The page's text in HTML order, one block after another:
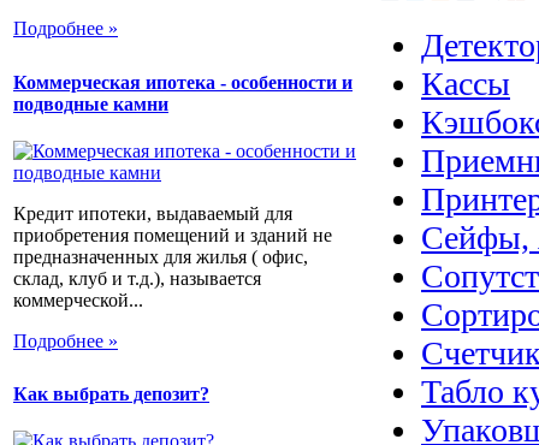
Подробнее »
Коммерческая ипотека - особенности и
подводные камни
Кредит ипотеки, выдаваемый для
приобретения помещений и зданий не
предназначенных для жилья ( офис,
склад, клуб и т.д.), называется
коммерческой...
Подробнее »
Как выбрать депозит?
Кассы
Сейфы,
Табло